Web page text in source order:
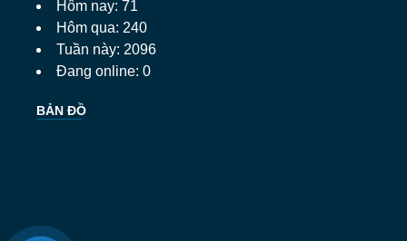
Hôm nay: 71
Hôm qua: 240
Tuần này: 2096
Đang online: 0
BẢN ĐỒ